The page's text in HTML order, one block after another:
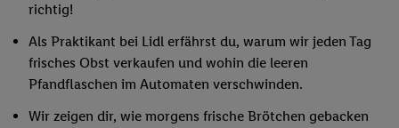
richtig!
Als Praktikant bei Lidl erfährst du, warum wir jeden Tag
frisches Obst verkaufen und wohin die leeren
Pfandflaschen im Automaten verschwinden.
Wir zeigen dir, wie morgens frische Brötchen gebacken